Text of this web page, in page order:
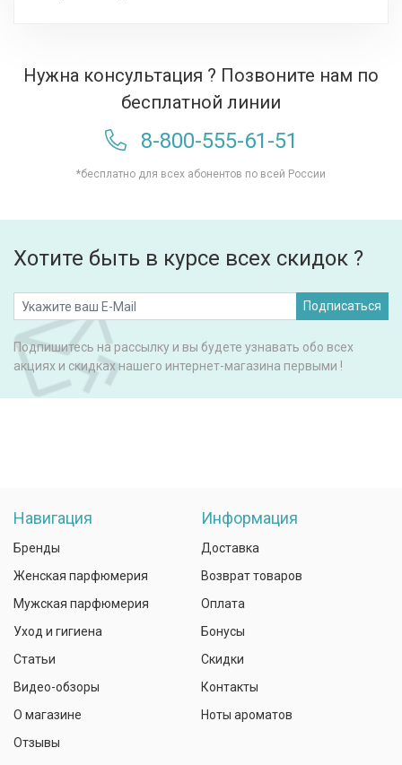
Нужна консультация ? Позвоните нам по
бесплатной линии
8-800-555-61-51
*бесплатно для всех абонентов по всей России
Хотите быть в курсе всех скидок ?
Подписаться
Подпишитесь на рассылку и вы будете узнавать обо всех
акциях и скидках нашего интернет-магазина первыми !
Навигация
Бренды
Женская парфюмерия
Мужская парфюмерия
Уход и гигиена
Статьи
Видео-обзоры
О магазине
Отзывы
Информация
Доставка
Возврат товаров
Оплата
Бонусы
Скидки
Контакты
Ноты ароматов